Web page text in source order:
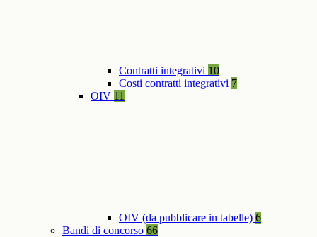
Contratti integrativi 10
Costi contratti integrativi 7
OIV 11
OIV (da pubblicare in tabelle) 6
Bandi di concorso 66